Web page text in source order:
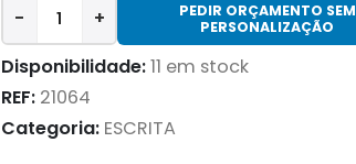
- +
PEDIR ORÇAMENTO SEM
PERSONALIZAÇÃO
Disponibilidade:11 em stock
REF: 21064
Categoria: ESCRITA